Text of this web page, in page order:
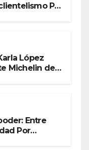
Por
López
Michelin del
Entre
Por